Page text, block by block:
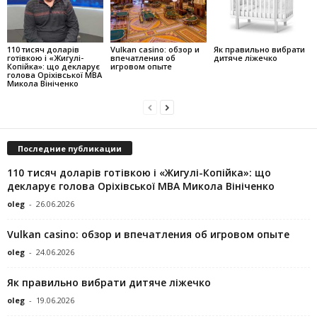
110 тисяч доларів
готівкою і «Жигулі-
Копійка»: що декларує
голова Оріхівської МВА
Микола Вініченко
Vulkan casino: обзор и
впечатления об
игровом опыте
Як правильно вибрати
дитяче ліжечко
Последние публикации
110 тисяч доларів готівкою і «Жигулі-Копійка»: що
декларує голова Оріхівської МВА Микола Вініченко
oleg - 26.06.2026
Vulkan casino: обзор и впечатления об игровом опыте
oleg - 24.06.2026
Як правильно вибрати дитяче ліжечко
oleg - 19.06.2026